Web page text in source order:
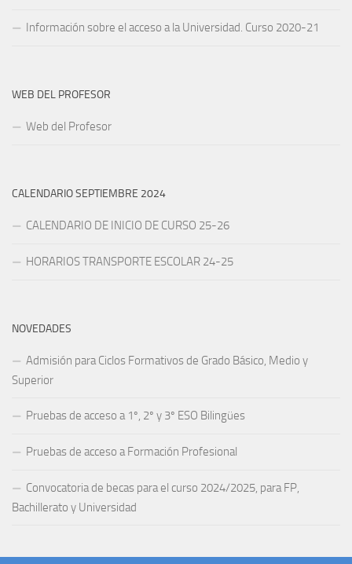
Información sobre el acceso a la Universidad. Curso 2020-21
WEB DEL PROFESOR
Web del Profesor
CALENDARIO SEPTIEMBRE 2024
CALENDARIO DE INICIO DE CURSO 25-26
HORARIOS TRANSPORTE ESCOLAR 24-25
NOVEDADES
Admisión para Ciclos Formativos de Grado Básico, Medio y
Superior
Pruebas de acceso a 1º, 2º y 3º ESO Bilingües
Pruebas de acceso a Formación Profesional
Convocatoria de becas para el curso 2024/2025, para FP,
Bachillerato y Universidad